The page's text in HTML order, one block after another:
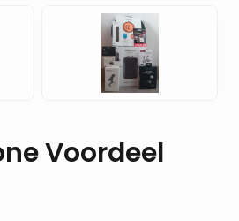
Voordeel